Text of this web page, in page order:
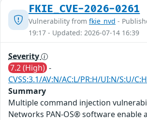
FKIE_CVE-2026-0261
Vulnerability from fkie_nvd -
19:17 - Updated: 2026-07-14 16:39
Severity
7.2 (High) -
CVSS:3.1/AV:N/AC:L/PR:H/UI:N/S:U/
Summary
Multiple command injection
Networks PAN-OS® software enable